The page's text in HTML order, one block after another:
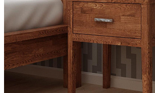
Шкафы 2-х дверные для одежды
Шкафы 3-х дверные для одежды
Шкафы 4-х дверные для одежды
Шкафы 5-ти дверные для
Шкафы 6-ти дверные для
Шкафы купе для одежды и белья
Шкафы угловые для одежды и
Ящики и короба